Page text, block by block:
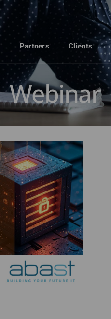
Partners Clients
Webinar